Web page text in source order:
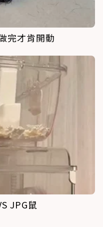
完才肯開動
JPG鼠